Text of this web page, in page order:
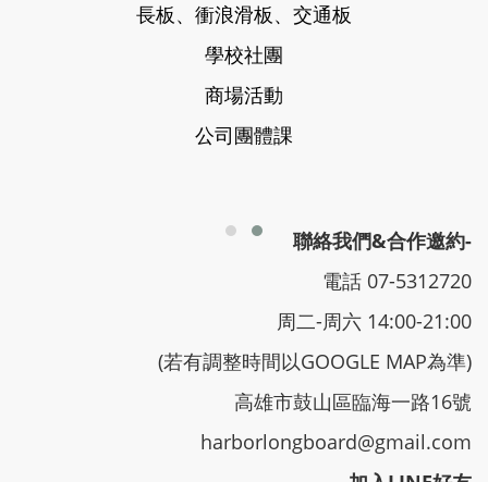
長板、衝浪滑板、交通板
學校社團
商場活動
公司團體課
聯絡我們&合作邀約-
電話 07-5312720
周二-周六 14:00-21:00
(若有調整時間以GOOGLE MAP為準)
高雄市鼓山區臨海一路16號
harborlongboard@gmail.com